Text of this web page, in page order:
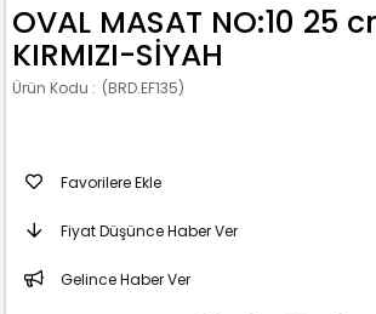
OVAL MASAT NO:10 25
KIRMIZI-SİYAH
(BRD.EF135)
Favorilere Ekle
Fiyat Düşünce Haber Ver
Gelince Haber Ver